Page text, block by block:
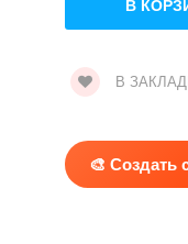
В
🎨 Создать